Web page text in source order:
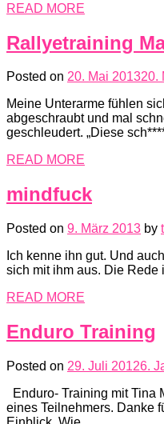
READ MORE
Rallyetraining
Posted on 20. Mai 201320.
Meine Unterarme fühlen
abgeschraubt und mal
geschleudert. „Diese
READ MORE
mindfuck
Posted on 9. März 2013 by
Ich kenne ihn gut. Und
sich mit ihm aus. Die
READ MORE
Enduro Training
Posted on 29. Juli 20126.
Enduro- Training mit Tina
eines Teilnehmers. Danke